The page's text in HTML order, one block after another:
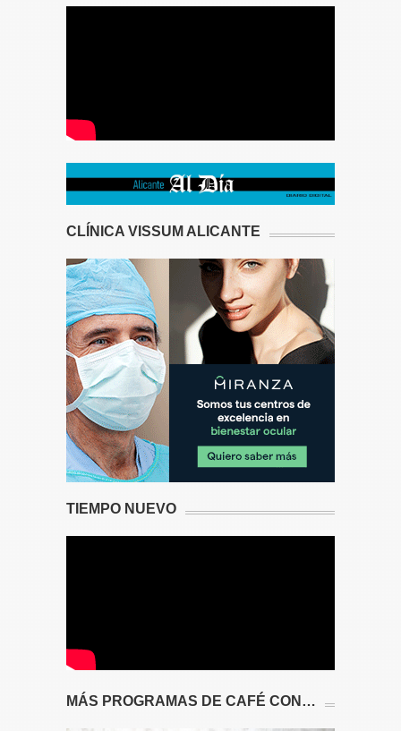
CLÍNICA VISSUM ALICANTE
TIEMPO NUEVO
MÁS PROGRAMAS DE CAFÉ CON…